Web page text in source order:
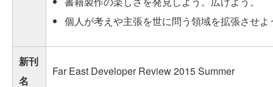
個人が考えや主張を世に問う領域を拡張させよ
新刊
名
Far East Developer Review 2015 Summer